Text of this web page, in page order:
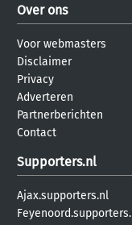
Over ons
Voor webmasters
Disclaimer
Privacy
Adverteren
Partnerberichten
Contact
Supporters.nl
Ajax.supporters.nl